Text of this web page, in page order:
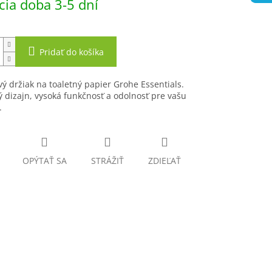
doba 3-5 dní
Pridať do košíka
držiak na toaletný papier Grohe Essentials.
dizajn, vysoká funkčnosť a odolnosť pre vašu
OPÝTAŤ SA STRÁŽIŤ ZDIEĽAŤ